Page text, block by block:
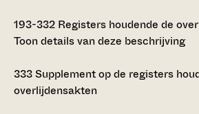
193-332 Registers houdende de
Toon details van deze beschrijving
333Supplement op de registers
overlijdensakten